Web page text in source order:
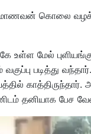
மாணவன் கொலை
உள்ள மேல்
வகுப்பு படித்து
தனியாக பேச